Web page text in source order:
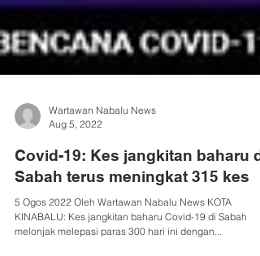
Wartawan Nabalu News
Aug 5, 2022
Covid-19: Kes jangkitan baharu di
Sabah terus meningkat 315 kes
5 Ogos 2022 Oleh Wartawan Nabalu News KOTA